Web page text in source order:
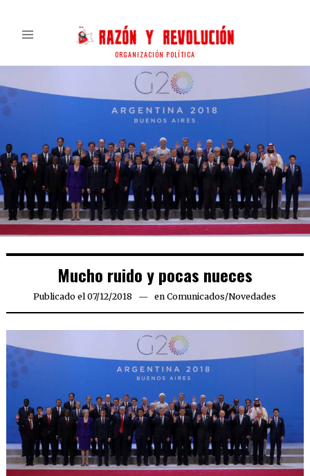
ORGANIZACIÓN POLÍTICA
Mucho ruido y pocas nueces
Publicado el 07/12/2018 en Comunicados/Novedades